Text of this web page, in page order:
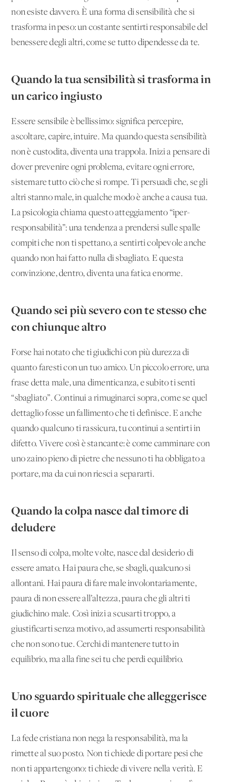
non esiste davvero. È una forma di sensibilità che si
trasforma in peso: un costante sentirti responsabile del
benessere degli altri, come se tutto dipendesse da te.
Quando la tua sensibilità si trasforma in
un carico ingiusto
Essere sensibile è bellissimo: significa percepire,
ascoltare, capire, intuire. Ma quando questa sensibilità
non è custodita, diventa una trappola. Inizi a pensare di
dover prevenire ogni problema, evitare ogni errore,
sistemare tutto ciò che si rompe. Ti persuadi che, se gli
altri stanno male, in qualche modo è anche a causa tua.
La psicologia chiama questo atteggiamento “iper-
responsabilità”: una tendenza a prendersi sulle spalle
compiti che non ti spettano, a sentirti colpevole anche
quando non hai fatto nulla di sbagliato. E questa
convinzione, dentro, diventa una fatica enorme.
Quando sei più severo con te stesso che
con chiunque altro
Forse hai notato che ti giudichi con più durezza di
quanto faresti con un tuo amico. Un piccolo errore, una
frase detta male, una dimenticanza, e subito ti senti
“sbagliato”. Continui a rimuginarci sopra, come se quel
dettaglio fosse un fallimento che ti definisce. E anche
quando qualcuno ti rassicura, tu continui a sentirti in
difetto. Vivere così è stancante: è come camminare con
uno zaino pieno di pietre che nessuno ti ha obbligato a
portare, ma da cui non riesci a separarti.
Quando la colpa nasce dal timore di
deludere
Il senso di colpa, molte volte, nasce dal desiderio di
essere amato. Hai paura che, se sbagli, qualcuno si
allontani. Hai paura di fare male involontariamente,
paura di non essere all’altezza, paura che gli altri ti
giudichino male. Così inizi a scusarti troppo, a
giustificarti senza motivo, ad assumerti responsabilità
che non sono tue. Cerchi di mantenere tutto in
equilibrio, ma alla fine sei tu che perdi equilibrio.
Uno sguardo spirituale che alleggerisce
il cuore
La fede cristiana non nega la responsabilità, ma la
rimette al suo posto. Non ti chiede di portare pesi che
non ti appartengono: ti chiede di vivere nella verità. E